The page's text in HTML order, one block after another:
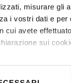
misurare gli
i vostri dati e per
cui avete
sui
consenso,
ufficiale